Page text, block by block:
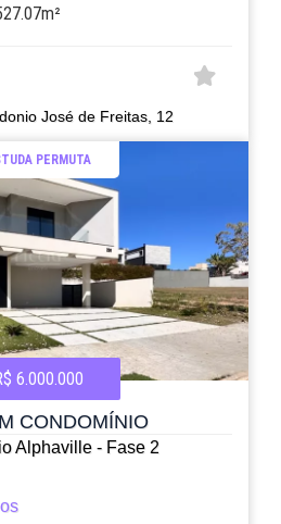
José de Freitas, 12
PERMUTA
6.000.000
CONDOMÍNIO
Alphaville - Fase 2